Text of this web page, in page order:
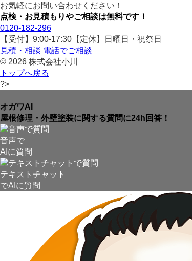
お気軽にお問い合わせください！
点検・お見積もりやご相談は無料です！
0120-182-296
【受付】9:00-17:30【定休】日曜日・祝祭日
見積・相談 電話でご相談
© 2026 株式会社小川
トップへ戻る
?>
オガワAI
屋根修理・外壁塗装に関する質問に24h回答！
音声で
AIに質問
テキストチャット
でAIに質問